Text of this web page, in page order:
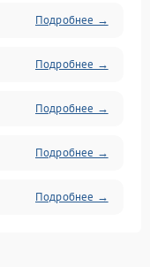
Подробнее →
Подробнее →
Подробнее →
Подробнее →
Подробнее →